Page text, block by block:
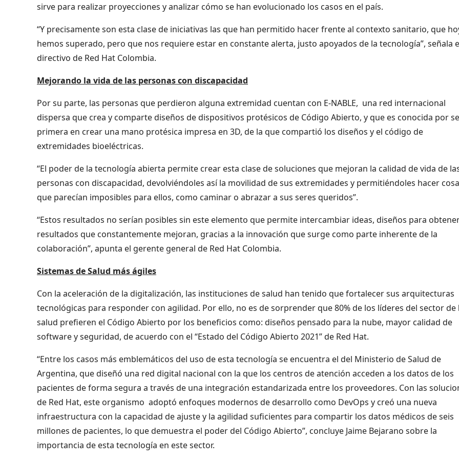
sirve para realizar proyecciones y analizar cómo se han evolucionado los casos en el país.
“Y precisamente son esta clase de iniciativas las que han permitido hacer frente al contexto sanitario, que
hemos superado, pero que nos requiere estar en constante alerta, justo apoyados de la tecnología”, señala
directivo de Red Hat Colombia.
Mejorando la vida de las personas con discapacidad
Por su parte, las personas que perdieron alguna extremidad cuentan con E-NABLE, una red internacional
dispersa que crea y comparte diseños de dispositivos protésicos de Código Abierto, y que es conocida por
primera en crear una mano protésica impresa en 3D, de la que compartió los diseños y el código de
extremidades bioeléctricas.
“El poder de la tecnología abierta permite crear esta clase de soluciones que mejoran la calidad de vida de
personas con discapacidad, devolviéndoles así la movilidad de sus extremidades y permitiéndoles hacer
que parecían imposibles para ellos, como caminar o abrazar a sus seres queridos”.
“Estos resultados no serían posibles sin este elemento que permite intercambiar ideas, diseños para
resultados que constantemente mejoran, gracias a la innovación que surge como parte inherente de la
colaboración”, apunta el gerente general de Red Hat Colombia.
Sistemas de Salud más ágiles
Con la aceleración de la digitalización, las instituciones de salud han tenido que fortalecer sus arquitecturas
tecnológicas para responder con agilidad. Por ello, no es de sorprender que 80% de los líderes del sector de
salud prefieren el Código Abierto por los beneficios como: diseños pensado para la nube, mayor calidad de
software y seguridad, de acuerdo con el “Estado del Código Abierto 2021” de Red Hat.
“Entre los casos más emblemáticos del uso de esta tecnología se encuentra el del Ministerio de Salud de
Argentina, que diseñó una red digital nacional con la que los centros de atención acceden a los datos de los
pacientes de forma segura a través de una integración estandarizada entre los proveedores. Con las
de Red Hat, este organismo adoptó enfoques modernos de desarrollo como DevOps y creó una nueva
infraestructura con la capacidad de ajuste y la agilidad suficientes para compartir los datos médicos de seis
millones de pacientes, lo que demuestra el poder del Código Abierto”, concluye Jaime Bejarano sobre la
importancia de esta tecnología en este sector.